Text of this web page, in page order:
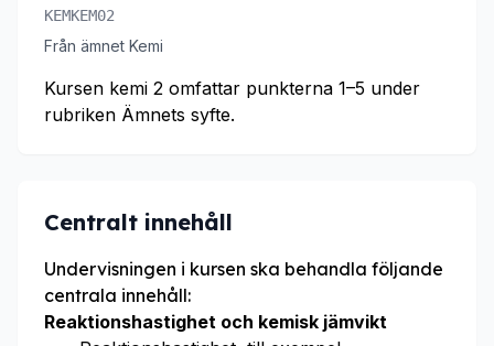
KEMKEM02
Från ämnet Kemi
Kursen kemi 2 omfattar punkterna 1–5 under
rubriken Ämnets syfte.
Centralt innehåll
Undervisningen i kursen ska behandla följande
centrala innehåll:
Reaktionshastighet och kemisk jämvikt